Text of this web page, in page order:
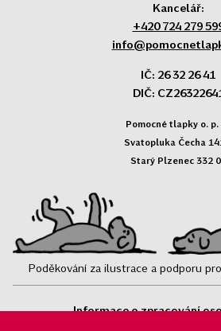
Kancelář:
+420 724 279
IČ: 26 32 26 41
DIČ:
Pomocné tlapky o. p.
Svatopluka Čecha
Starý Plzenec 332
Poděkování za ilustrace a podporu
Informace o zpracování